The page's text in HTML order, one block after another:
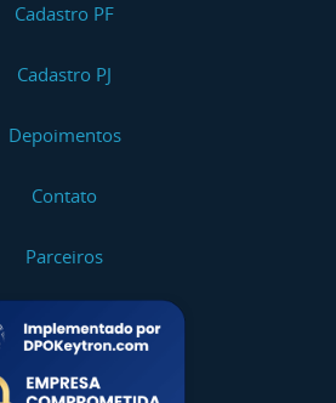
Cadastro PF
Cadastro PJ
Depoimentos
Contato
Parceiros